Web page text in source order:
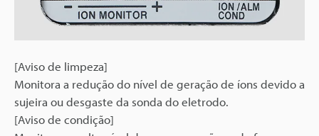
[Aviso de limpeza]
Monitora a redução do nível de geração de íons devido a
sujeira ou desgaste da sonda do eletrodo.
[Aviso de condição]